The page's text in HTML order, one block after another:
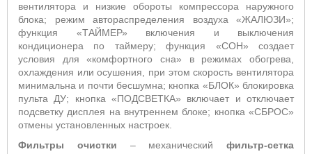
вентилятора и низкие обороты компрессора наружного
блока; режим автораспределения воздуха «ЖАЛЮЗИ»;
функция «ТАЙМЕР» включения и выключения
кондиционера по таймеру; функция «СОН» создает
условия для «комфортного сна» в режимах обогрева,
охлаждения или осушения, при этом скорость вентилятора
минимальна и почти бесшумна; кнопка «БЛОК» блокировка
пульта ДУ; кнопка «ПОДСВЕТКА» включает и отключает
подсветку дисплея на внутреннем блоке; кнопка «СБРОС»
отмены установленных настроек.
Фильтры очистки – механический фильтр-сетка